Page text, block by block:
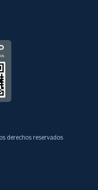
derechos reservados